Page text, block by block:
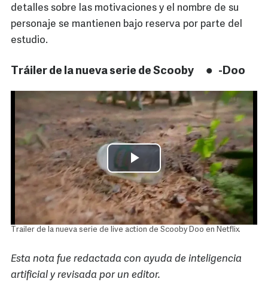
detalles sobre las motivaciones y el nombre de su
personaje se mantienen bajo reserva por parte del
estudio.
Tráiler de la nueva serie de Scooby -Doo
Trailer de la nueva serie de live action de Scooby Doo en Netflix.
Esta nota fue redactada con ayuda de inteligencia
artificial y revisada por un editor.